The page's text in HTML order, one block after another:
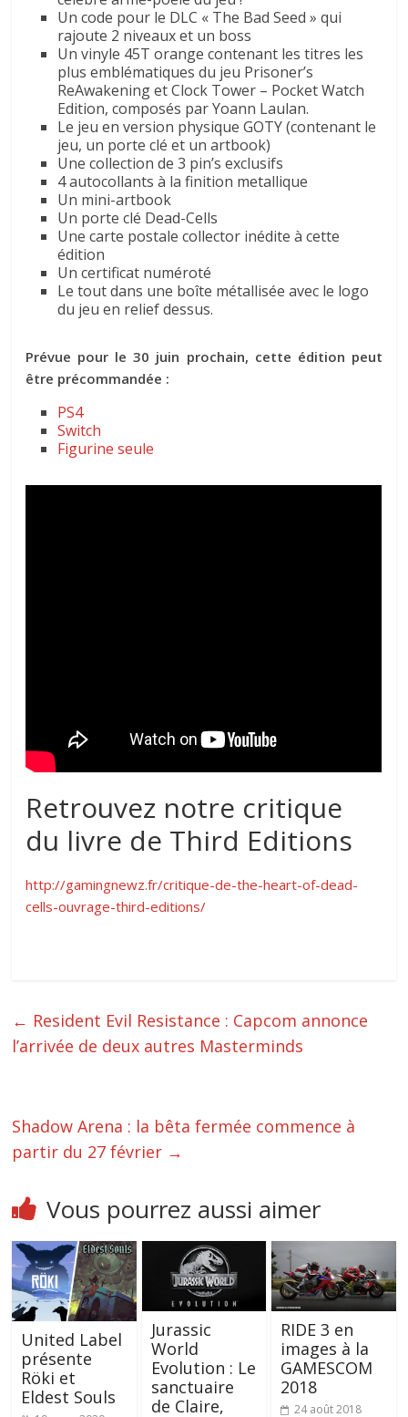
Un code pour le DLC « The Bad Seed » qui
rajoute 2 niveaux et un boss
Un vinyle 45T orange contenant les titres les
plus emblématiques du jeu Prisoner’s
ReAwakening et Clock Tower – Pocket Watch
Edition, composés par Yoann Laulan.
Le jeu en version physique GOTY (contenant le
jeu, un porte clé et un artbook)
Une collection de 3 pin’s exclusifs
4 autocollants à la finition metallique
Un mini-artbook
Un porte clé Dead-Cells
Une carte postale collector inédite à cette
édition
Un certificat numéroté
Le tout dans une boîte métallisée avec le logo
du jeu en relief dessus.
Prévue pour le 30 juin prochain, cette édition peut
être précommandée :
PS4
Switch
Figurine seule
Retrouvez notre critique
du livre de Third Editions
http://gamingnewz.fr/critique-de-the-heart-of-dead-
cells-ouvrage-third-editions/
← Resident Evil Resistance : Capcom annonce
l’arrivée de deux autres Masterminds
Shadow Arena : la bêta fermée commence à
partir du 27 février →
Vous pourrez aussi aimer
United Label
présente
Röki et
Eldest Souls
Jurassic
World
Evolution : Le
sanctuaire
de Claire,
RIDE 3 en
images à la
GAMESCOM
2018
24 août 2018